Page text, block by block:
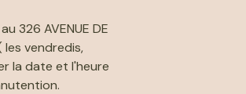
326 AVENUE DE
vendredis,
la date et l'heure